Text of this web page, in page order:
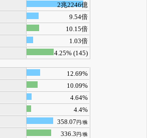
2兆2246億
9.54倍
10.15倍
1.03倍
4.25% (145)
12.69%
10.09%
4.64%
4.4%
358.07円/株
336.3円/株